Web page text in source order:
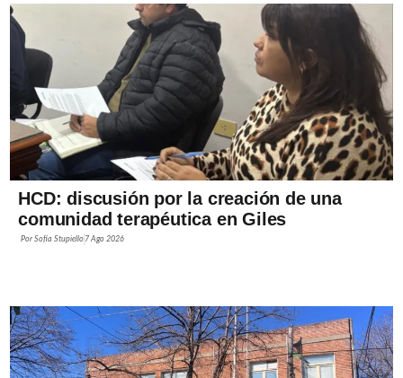
HCD: discusión por la creación de una
comunidad terapéutica en Giles
PorSofía Stupiello 7 Ago 2026